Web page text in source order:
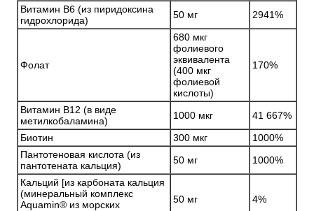
Витамин B6 (из пиридоксина
гидрохлорида)
50 мг 2941%
Фолат
680 мкг
фолиевого
эквивалента
(400 мкг
фолиевой
кислоты)
170%
Витамин B12 (в виде
метилкобаламина)
1000 мкг
41 667%
Биотин
300 мкг
1000%
Пантотеновая кислота (из
пантотената кальция)
50 мг
1000%
Кальций [из карбоната кальция
(минеральный комплекс
Aquamin® из морских
50 мг 4%